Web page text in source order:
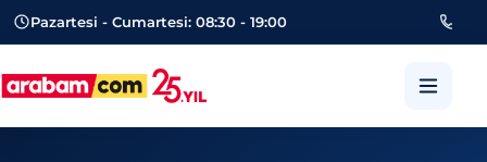
Pazartesi - Cumartesi: 08:30 - 19:00
arabam.com Güngören oto